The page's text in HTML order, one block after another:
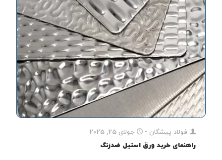
فولاد پیشگان -
جولای 25, 2025
راهنمای خرید ورق استیل ضدزنگ